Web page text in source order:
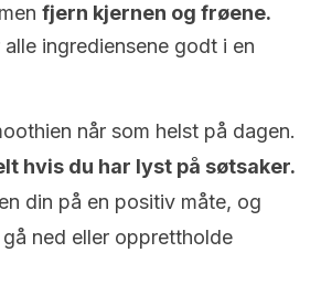
fjern kjernen og frøene.
ingrediensene godt i en
når som helst på dagen.
hvis du har lyst på søtsaker.
din på en positiv måte, og
ned eller opprettholde